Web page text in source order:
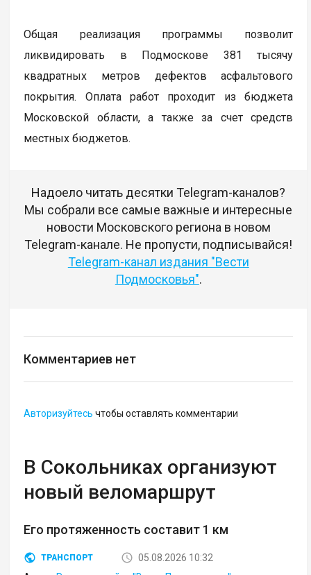
Общая реализация программы позволит
ликвидировать в Подмоскове 381 тысячу
квадратных метров дефектов асфальтового
покрытия. Оплата работ проходит из бюджета
Московской области, а также за счет средств
местных бюджетов.
Надоело читать десятки Telegram-каналов?
Мы собрали все самые важные и интересные
новости Московского региона в новом
Telegram-канале. Не пропусти, подписывайся!
Telegram-канал издания "Вести
Подмосковья".
Комментариев нет
Авторизуйтесь чтобы оставлять комментарии
В Сокольниках организуют
новый веломаршрут
Его протяженность составит 1 км
ТРАНСПОРТ
05.08.2026 10:32